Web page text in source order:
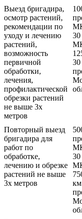
Выезд бригадира,
осмотр растений,
рекомендации по
уходу и лечению
растений,
возможность
первичной
обработки,
лечения,
профилактической
обрезки растений
не выше 3х
метров
Повторный выезд
бригадира для
работ по
обработке,
лечению и обрезке
растений не выше
3х метров